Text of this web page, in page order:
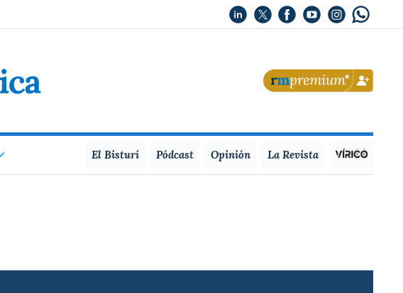
El Bisturí Pódcast Opinión La Revista